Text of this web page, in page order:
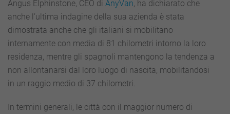
Angus Elphinstone, CEO di AnyVan, ha dichiarato che
anche l’ultima indagine della sua azienda è stata
dimostrata anche che gli italiani si mobilitano
internamente con media di 81 chilometri intorno la loro
residenza, mentre gli spagnoli mantengono la tendenza a
non allontanarsi dal loro luogo di nascita, mobilitandosi
in un raggio medio di 37 chilometri.
In termini generali, le città con il maggior numero di